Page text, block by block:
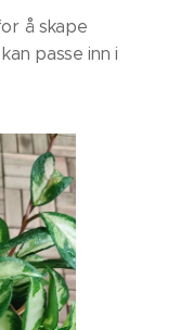
å skape
passe inn i